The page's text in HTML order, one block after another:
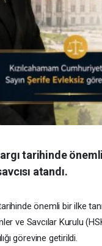
tarihinde
atandı.
önemli bir ilke
ve Savcılar Kurulu
görevine getirildi.